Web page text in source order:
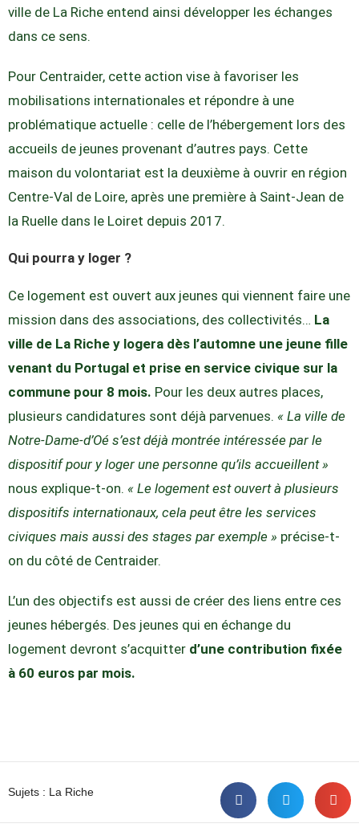
ville de La Riche entend ainsi développer les échanges
dans ce sens.
Pour Centraider, cette action vise à favoriser les
mobilisations internationales et répondre à une
problématique actuelle : celle de l’hébergement lors des
accueils de jeunes provenant d’autres pays. Cette
maison du volontariat est la deuxième à ouvrir en région
Centre-Val de Loire, après une première à Saint-Jean de
la Ruelle dans le Loiret depuis 2017.
Qui pourra y loger ?
Ce logement est ouvert aux jeunes qui viennent faire une
mission dans des associations, des collectivités… La
ville de La Riche y logera dès l’automne une jeune fille
venant du Portugal et prise en service civique sur la
commune pour 8 mois. Pour les deux autres places,
plusieurs candidatures sont déjà parvenues. « La ville de
Notre-Dame-d’Oé s’est déjà montrée intéressée par le
dispositif pour y loger une personne qu’ils accueillent »
nous explique-t-on. « Le logement est ouvert à plusieurs
dispositifs internationaux, cela peut être les services
civiques mais aussi des stages par exemple » précise-t-
on du côté de Centraider.
L’un des objectifs est aussi de créer des liens entre ces
jeunes hébergés. Des jeunes qui en échange du
logement devront s’acquitter d’une contribution fixée
à 60 euros par mois.
Sujets : La Riche